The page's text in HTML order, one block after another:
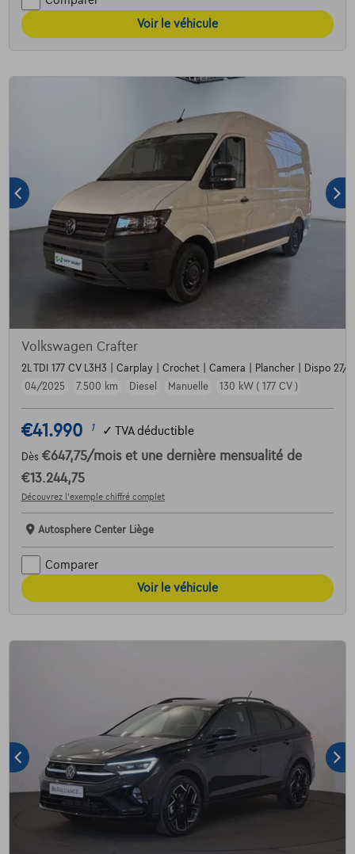
Voir le véhicule
Volkswagen Crafter
2L TDI 177 CV L3H3 | Carplay | Crochet | Camera | Plancher | Dispo 27/
04/2025
7.500 km Diesel Manuelle 130 kW ( 177 CV )
€41.990 1 ✓ TVA déductible
Dès €647,75/mois et une dernière mensualité de
€13.244,75
Découvrez l’exemple chiffré complet
Autosphere Center Liège
Comparer
Voir le véhicule